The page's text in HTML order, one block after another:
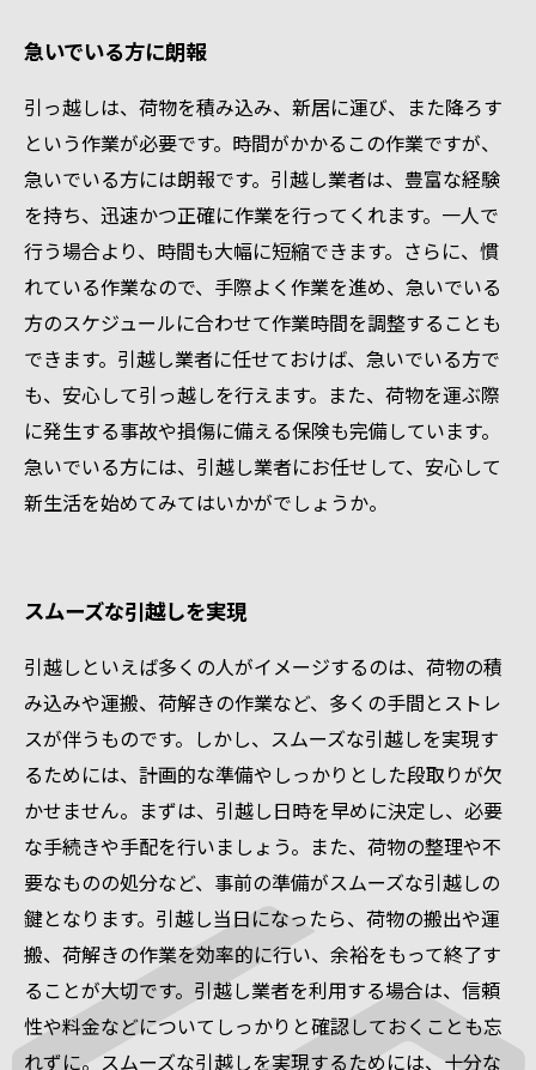
急いでいる方に朗報
引っ越しは、荷物を積み込み、新居に運び、また降ろす
という作業が必要です。時間がかかるこの作業ですが、
急いでいる方には朗報です。引越し業者は、豊富な経験
を持ち、迅速かつ正確に作業を行ってくれます。一人で
行う場合より、時間も大幅に短縮できます。さらに、慣
れている作業なので、手際よく作業を進め、急いでいる
方のスケジュールに合わせて作業時間を調整することも
できます。引越し業者に任せておけば、急いでいる方で
も、安心して引っ越しを行えます。また、荷物を運ぶ際
に発生する事故や損傷に備える保険も完備しています。
急いでいる方には、引越し業者にお任せして、安心して
新生活を始めてみてはいかがでしょうか。
スムーズな引越しを実現
引越しといえば多くの人がイメージするのは、荷物の積
み込みや運搬、荷解きの作業など、多くの手間とストレ
スが伴うものです。しかし、スムーズな引越しを実現す
るためには、計画的な準備やしっかりとした段取りが欠
かせません。まずは、引越し日時を早めに決定し、必要
な手続きや手配を行いましょう。また、荷物の整理や不
要なものの処分など、事前の準備がスムーズな引越しの
鍵となります。引越し当日になったら、荷物の搬出や運
搬、荷解きの作業を効率的に行い、余裕をもって終了す
ることが大切です。引越し業者を利用する場合は、信頼
性や料金などについてしっかりと確認しておくことも忘
れずに。スムーズな引越しを実現するためには、十分な